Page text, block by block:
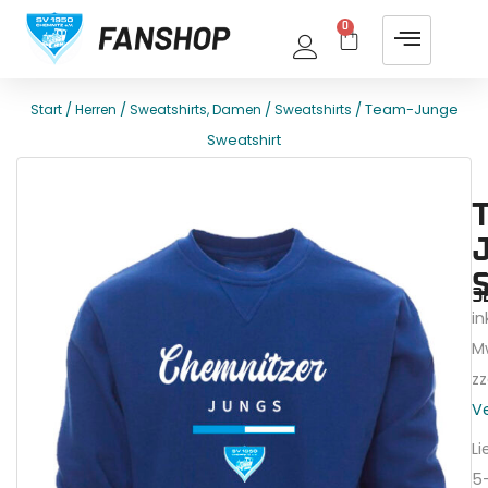
0
Start/Herren /Sweatshirts, Damen /Sweatshirts / Team-Junge
Sweatshirt